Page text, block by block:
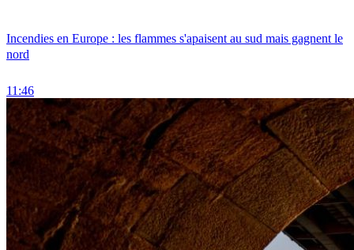
Incendies en Europe : les flammes s'apaisent au sud mais gagnent le
nord
11:46